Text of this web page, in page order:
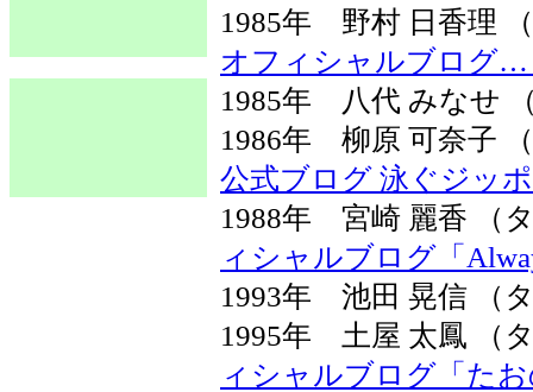
1985年 野村 日香
オフィシャルブログ…
1985年 八代 みなせ
1986年 柳原 可奈
公式ブログ 泳ぐジッ
1988年 宮崎 麗香
ィシャルブログ「
1993年 池田 晃信 （
1995年 土屋 太鳳
ィシャルブログ「たお